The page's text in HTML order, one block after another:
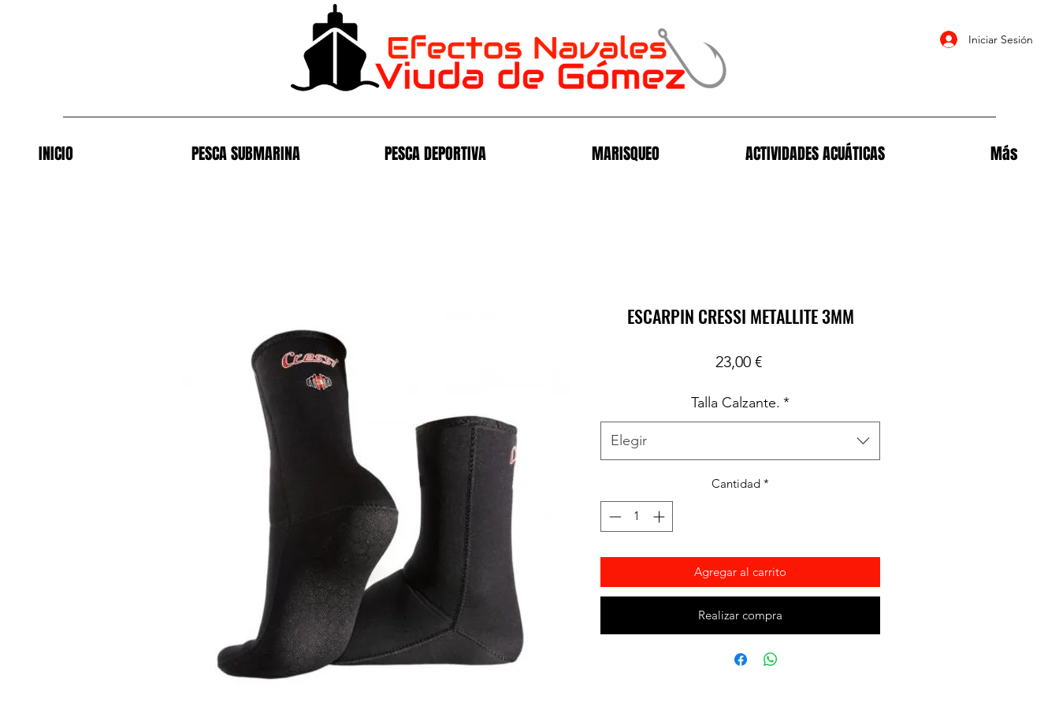
Iniciar Sesión
INICIO PESCA SUBMARINA PESCA DEPORTIVA MARISQUEO ACTIVIDADES ACUÁTICAS Más
ESCARPIN CRESSI METALLITE 3MM
23,00 €Precio
Talla Calzante. *
Elegir
Cantidad *
Agregar al carrito
Realizar compra